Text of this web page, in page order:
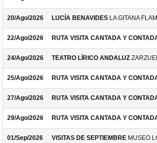
20/Ago/2026 LUCÍA BENAVIDES LA GITANA
22/Ago/2026 RUTA VISITA CANTADA Y
24/Ago/2026 TEATRO LÍRICO ANDALUZ
25/Ago/2026 RUTA VISITA CANTADA Y
27/Ago/2026 RUTA VISITA CANTADA Y
29/Ago/2026 RUTA VISITA CANTADA Y
01/Sep/2026 VISITAS DE SEPTIEMBRE MUSEO